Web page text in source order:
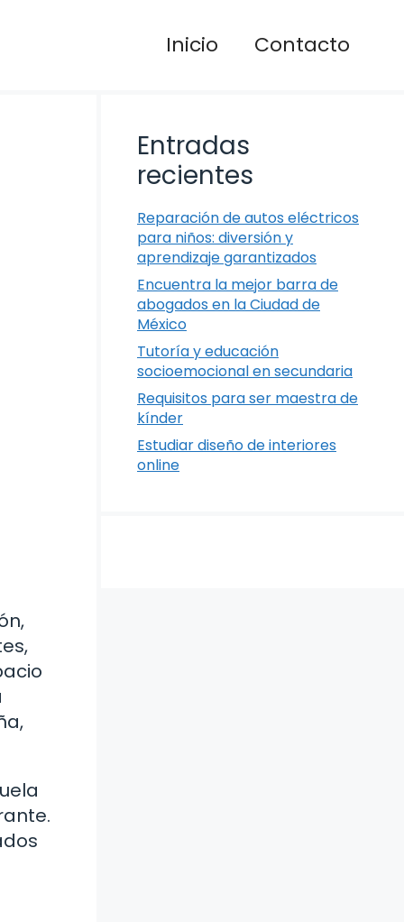
Inicio Contacto
Entradas
recientes
Reparación de autos eléctricos
para niños: diversión y
aprendizaje garantizados
Encuentra la mejor barra de
abogados en la Ciudad de
México
Tutoría y educación
socioemocional en secundaria
Requisitos para ser maestra de
kínder
Estudiar diseño de interiores
online